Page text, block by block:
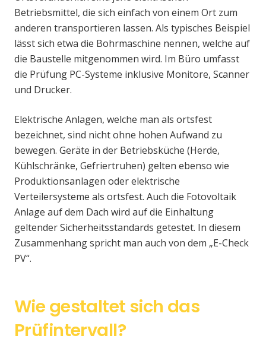
Betriebsmittel, die sich einfach von einem Ort zum
anderen transportieren lassen. Als typisches Beispiel
lässt sich etwa die Bohrmaschine nennen, welche auf
die Baustelle mitgenommen wird. Im Büro umfasst
die Prüfung PC-Systeme inklusive Monitore, Scanner
und Drucker.
Elektrische Anlagen, welche man als ortsfest
bezeichnet, sind nicht ohne hohen Aufwand zu
bewegen. Geräte in der Betriebsküche (Herde,
Kühlschränke, Gefriertruhen) gelten ebenso wie
Produktionsanlagen oder elektrische
Verteilersysteme als ortsfest. Auch die Fotovoltaik
Anlage auf dem Dach wird auf die Einhaltung
geltender Sicherheitsstandards getestet. In diesem
Zusammenhang spricht man auch von dem „E-Check
PV“.
Wie gestaltet sich das
Prüfintervall?